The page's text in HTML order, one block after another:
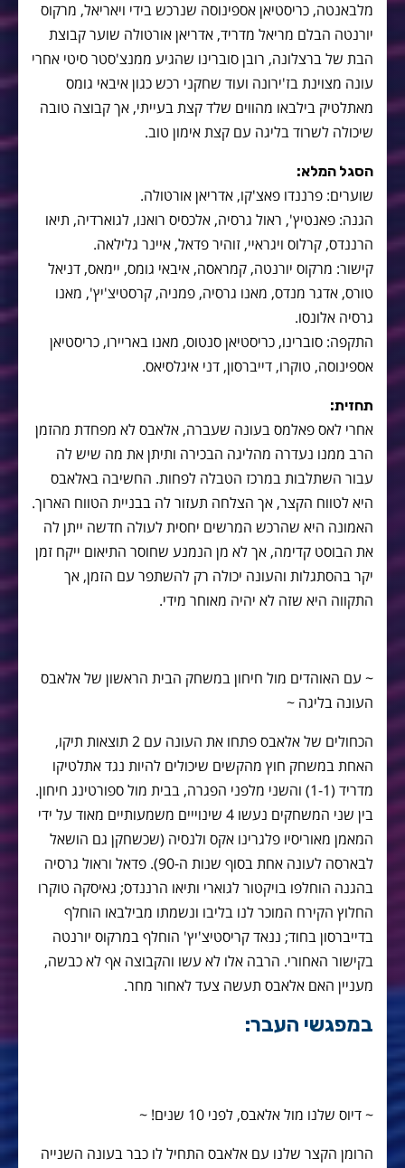
מלבאנטה, כריסטיאן אספינוסה שנרכש בידי ויאריאל, מרקוס
יורנטה הבלם מריאל מדריד, אדריאן אורטולה שוער קבוצת
הבת של ברצלונה, רובן סוברינו שהגיע ממנצ'סטר סיטי אחרי
עונה מצוינת בז'ירונה ועוד שחקני רכש כגון איבאי גומס
מאתלטיק בילבאו מהווים שלד קצת בעייתי, אך קבוצה טובה
שיכולה לשרוד בליגה עם קצת אימון טוב.
הסגל המלא:
שוערים: פרננדו פאצ'קו, אדריאן אורטולה.
הגנה: פאנטיץ', ראול גרסיה, אלכסיס רואנו, לגוארדיה, תיאו
הרננדס, קרלוס ויגראיי, זוהיר פדאל, איינר גלילאה.
קישור: מרקוס יורנטה, קמראסה, איבאי גומס, יימאס, דניאל
טורס, אדגר מנדס, מאנו גרסיה, פמניה, קרסטיצ'יץ', מאנו
גרסיה אלונסו.
התקפה: סוברינו, כריסטיאן סנטוס, מאנו באריירו, כריסטיאן
אספינוסה, טוקרו, דייברסון, דני איגלסיאס.
תחזית:
אחרי לאס פאלמס בעונה שעברה, אלאבס לא מפחדת מהזמן
הרב ממנו נעדרה מהליגה הבכירה ותיתן את מה שיש לה
עבור השתלבות במרכז הטבלה לפחות. החשיבה באלאבס
היא לטווח הקצר, אך הצלחה תעזור לה בבניית הטווח הארוך.
האמונה היא שהרכש המרשים יחסית לעולה חדשה ייתן לה
את הבוסט קדימה, אך לא מן הנמנע שחוסר התיאום ייקח זמן
יקר בהסתגלות והעונה יכולה רק להשתפר עם הזמן, אך
התקווה היא שזה לא יהיה מאוחר מידי.
~ עם האוהדים מול חיחון במשחק הבית הראשון של אלאבס
העונה בליגה ~
הכחולים של אלאבס פתחו את העונה עם 2 תוצאות תיקו,
האחת במשחק חוץ מהקשים שיכולים להיות נגד אתלטיקו
מדריד (1-1) והשני מלפני הפגרה, בבית מול ספורטינג חיחון.
בין שני המשחקים נעשו 4 שינוייים משמעותיים מאוד על ידי
המאמן מאוריסיו פלגרינו אקס ולנסיה (שכשחקן גם הושאל
לבארסה לעונה אחת בסוף שנות ה-90). פדאל וראול גרסיה
בהגנה הוחלפו בויקטור לגוארי ותיאו הרננדס; גאיסקה טוקרו
החלוץ הקירח המוכר לנו בליבו ונשמתו מבילבאו הוחלף
בדייברסון בחוד; ננאד קריסטיצ'יץ' הוחלף במרקוס יורנטה
בקישור האחורי. הרבה אלו לא עשו והקבוצה אף לא כבשה,
מעניין האם אלאבס תעשה צעד לאחור מחר.
במפגשי העבר:
~ דיוס שלנו מול אלאבס, לפני 10 שנים! ~
הרומן הקצר שלנו עם אלאבס התחיל לו כבר בעונה השנייה